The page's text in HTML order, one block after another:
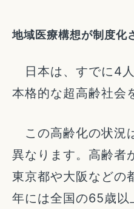
地域医療構想が制度化
日本は、すでに4
本格的な超高齢社会
この高齢化の状況
異なります。高齢者
東京都や大阪などの
年には全国の65歳